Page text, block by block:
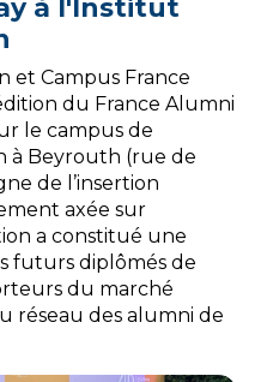
à l'Institut
et Campus France
du France Alumni
le campus de
à Beyrouth (rue de
de l’insertion
axée sur
a constitué une
futurs diplômés de
du marché
réseau des alumni de